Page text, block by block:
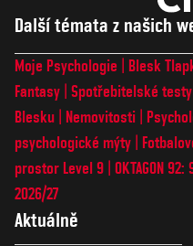
Další témata z našich
Moje Psychologie Blesk
Fantasy Spotřebitelské testy
Blesku
Nemovitosti
psychologické mýty
prostor Level 9 OKTAGON
2026/27
Aktuálně